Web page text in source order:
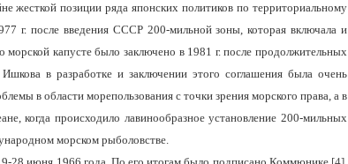
жесткой позиции ряда японских политиков по территориальному
г. после введения СССР 200-мильной зоны, которая включала и
капусте было заключено в 1981 г. после продолжительных
в разработке и заключении этого соглашения была очень
в области морепользования с точки зрения морского права, а в
когда происходило лавинообразное установление 200-мильных
морском рыболовстве.